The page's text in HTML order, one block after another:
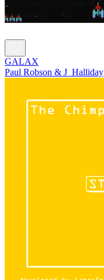
GALAX
Paul Robson & J_Halliday